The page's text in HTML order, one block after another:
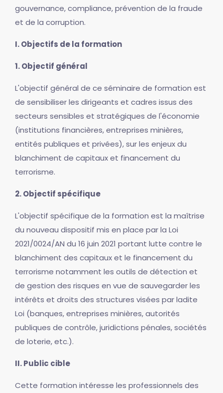
gouvernance, compliance, prévention de la fraude
et de la corruption.
I. Objectifs de la formation
1. Objectif général
L'objectif général de ce séminaire de formation est
de sensibiliser les dirigeants et cadres issus des
secteurs sensibles et stratégiques de l'économie
(institutions financières, entreprises minières,
entités publiques et privées), sur les enjeux du
blanchiment de capitaux et financement du
terrorisme.
2. Objectif spécifique
L'objectif spécifique de la formation est la maîtrise
du nouveau dispositif mis en place par la Loi
2021/0024/AN du 16 juin 2021 portant lutte contre le
blanchiment des capitaux et le financement du
terrorisme notamment les outils de détection et
de gestion des risques en vue de sauvegarder les
intérêts et droits des structures visées par ladite
Loi (banques, entreprises minières, autorités
publiques de contrôle, juridictions pénales, sociétés
de loterie, etc.).
II. Public cible
Cette formation intéresse les professionnels des